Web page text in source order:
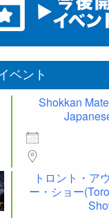
ベント
Shokkan
トロント・ア
ー・ショー